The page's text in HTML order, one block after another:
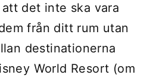
det inte ska vara
från ditt rum utan
destinationerna
World Resort (om